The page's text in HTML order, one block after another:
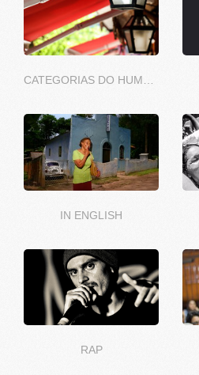
CATEGORIAS DO HUMOR
IN ENGLISH
RAP